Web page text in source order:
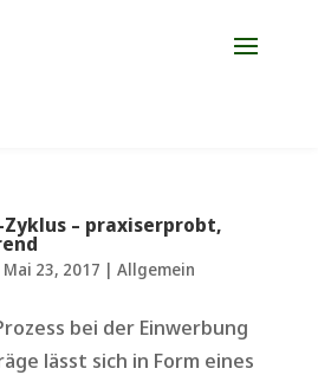
2027 sichern!
– praxiserprobt,
Mai 23, 2017 | Allgemein
bei der Einwerbung
lässt sich in Form eines